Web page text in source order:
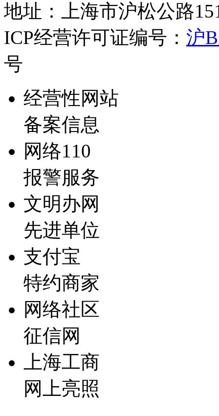
地址：上海市沪松公路
ICP经营许可证编号： 沪
号
经营性网站
备案信息
网络110
报警服务
文明办网
先进单位
支付宝
特约商家
网络社区
征信网
上海工商
网上亮照